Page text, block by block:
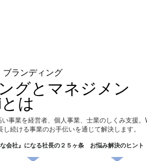
ランディング
グとマネジメン
は
事業を経営者、個人事業、士業のしくみ支援
続ける事業のお手伝いを通じて解決します。
な会社』になる社長の２５ヶ条 お悩み解決のヒント